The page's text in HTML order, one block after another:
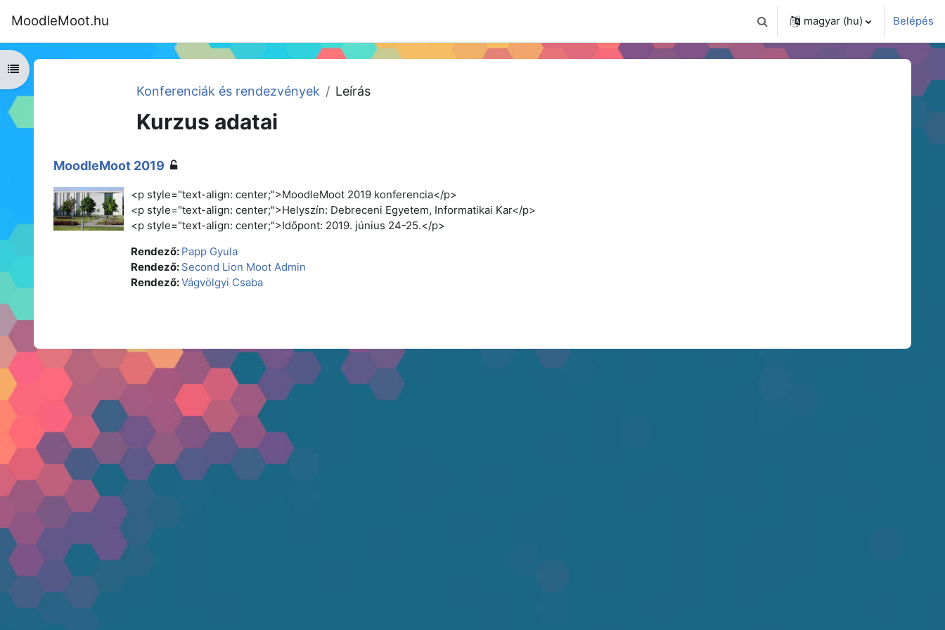
MoodleMoot.hu Keresési bemeneti adatok váltása
magyar ‎(hu)‎ Belépés
Kurzusmutató megnyitása
Konferenciák és rendezvények Leírás
Kurzus adatai
MoodleMoot 2019
<p style="text-align: center;">MoodleMoot 2019 konferencia</p>
<p style="text-align: center;">Helyszín: Debreceni Egyetem, Informatikai Kar</p>
<p style="text-align: center;">Időpont: 2019. június 24-25.</p>
Rendező: Papp Gyula
Rendező: Second Lion Moot Admin
Rendező:Vágvölgyi Csaba